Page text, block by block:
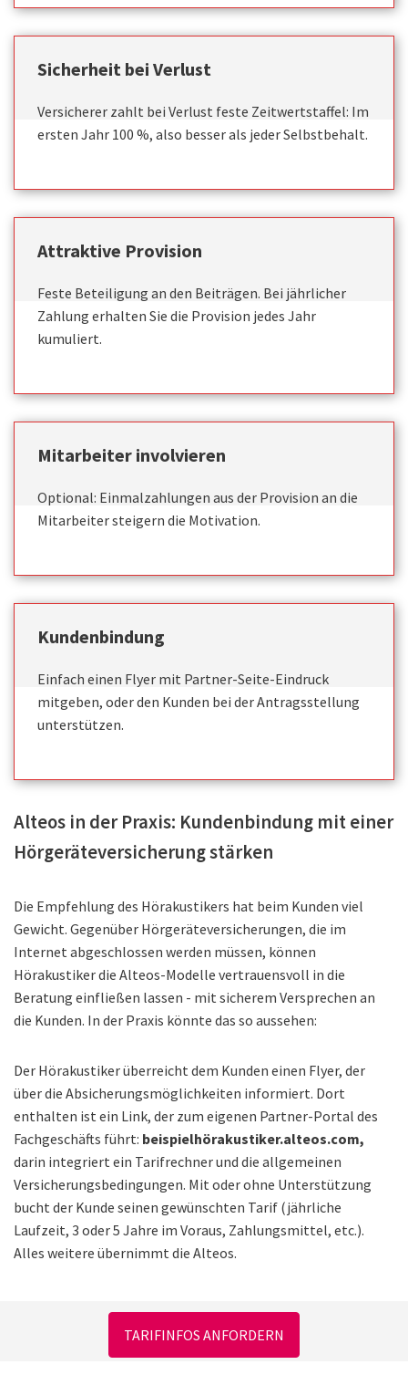
Sicherheit bei Verlust
Versicherer zahlt bei Verlust feste Zeitwertstaffel: Im
ersten Jahr 100 %, also besser als jeder Selbstbehalt.
Attraktive Provision
Feste Beteiligung an den Beiträgen. Bei jährlicher
Zahlung erhalten Sie die Provision jedes Jahr
kumuliert.
Mitarbeiter involvieren
Optional: Einmalzahlungen aus der Provision an die
Mitarbeiter steigern die Motivation.
Kundenbindung
Einfach einen Flyer mit Partner-Seite-Eindruck
mitgeben, oder den Kunden bei der Antragsstellung
unterstützen.
Alteos in der Praxis: Kundenbindung mit einer
Hörgeräteversicherung stärken
Die Empfehlung des Hörakustikers hat beim Kunden viel
Gewicht. Gegenüber Hörgeräteversicherungen, die im
Internet abgeschlossen werden müssen, können
Hörakustiker die Alteos-Modelle vertrauensvoll in die
Beratung einfließen lassen - mit sicherem Versprechen an
die Kunden. In der Praxis könnte das so aussehen:
Der Hörakustiker überreicht dem Kunden einen Flyer, der
über die Absicherungsmöglichkeiten informiert. Dort
enthalten ist ein Link, der zum eigenen Partner-Portal des
Fachgeschäfts führt: beispielhörakustiker.alteos.com,
darin integriert ein Tarifrechner und die allgemeinen
Versicherungsbedingungen. Mit oder ohne Unterstützung
bucht der Kunde seinen gewünschten Tarif (jährliche
Laufzeit, 3 oder 5 Jahre im Voraus, Zahlungsmittel, etc.).
Alles weitere übernimmt die Alteos.
TARIFINFOS ANFORDERN